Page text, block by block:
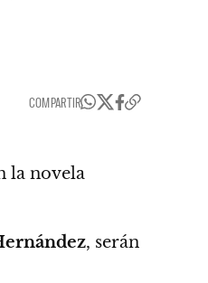
COMPARTIR
la novela
, serán